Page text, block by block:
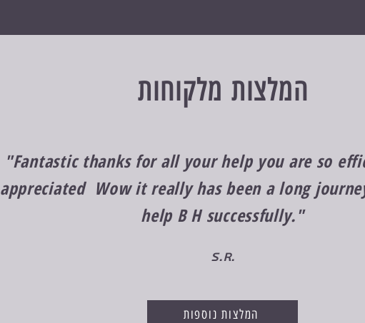
המלצות מלקוחות
"Fantastic thanks for all your help you are so
appreciated Wow it really has been a long
help B H successfully."
s.r.
המלצות נוספות